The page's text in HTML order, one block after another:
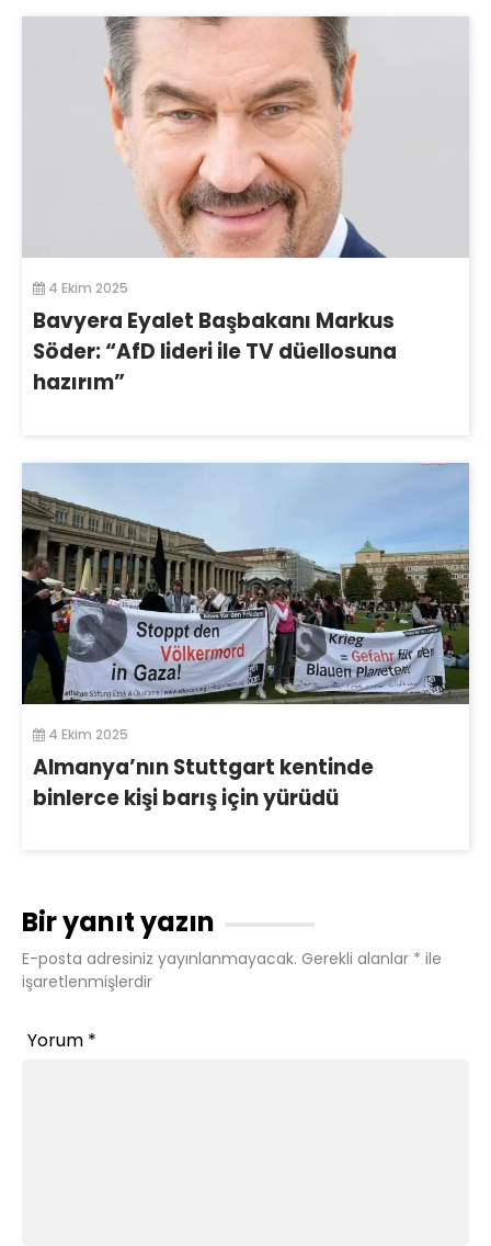
4 Ekim 2025
Bavyera Eyalet Başbakanı Markus
Söder: “AfD lideri ile TV düellosuna
hazırım”
4 Ekim 2025
Almanya’nın Stuttgart kentinde
binlerce kişi barış için yürüdü
Bir yanıt yazın
E-posta adresiniz yayınlanmayacak. Gerekli alanlar * ile
işaretlenmişlerdir
Yorum *